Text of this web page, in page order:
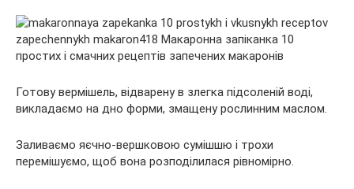
Готову вермішель, відварену в злегка підсоленій воді,
викладаємо на дно форми, змащену рослинним маслом.
Заливаємо яєчно-вершковою сумішшю і трохи
перемішуємо, щоб вона розподілилася рівномірно.